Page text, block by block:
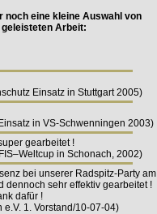
noch eine kleine Auswahl von
Arbeit:
Einsatz in Stuttgart 2005)
in VS-Schwenningen 2003)
gearbeitet !
in Schonach, 2002)
bei unserer Radspitz-Party am
dennoch sehr effektiv gearbeitet !
dafür !
1. Vorstand/10-07-04)